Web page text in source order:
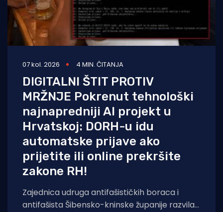
07 kol. 2026 4 MIN. ČITANJA
DIGITALNI ŠTIT PROTIV
MRŽNJE Pokrenut tehnološki
najnapredniji AI projekt u
Hrvatskoj: DORH-u idu
automatske prijave ako
prijetite ili online prekršite
zakone RH!
Zajednica udruga antifašističkih boraca i
antifašista Šibensko-kninske županije razvila